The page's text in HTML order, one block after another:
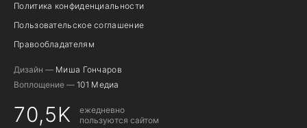
Политика конфиденциальности
Пользовательское соглашение
Правообладателям
Дизайн — Миша Гончаров
Воплощение — 101 Медиа
70,5K
ежедневно
пользуются сайтом